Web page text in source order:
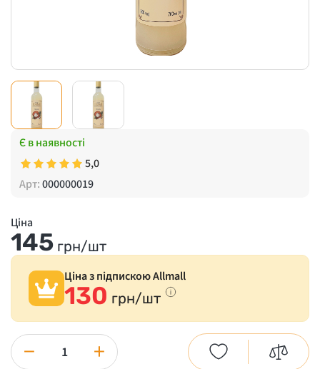
Є в наявності
5,0
Арт:000000019
Ціна
145 грн/шт
Ціна з підпискою Allmall
130 грн/шт
− +